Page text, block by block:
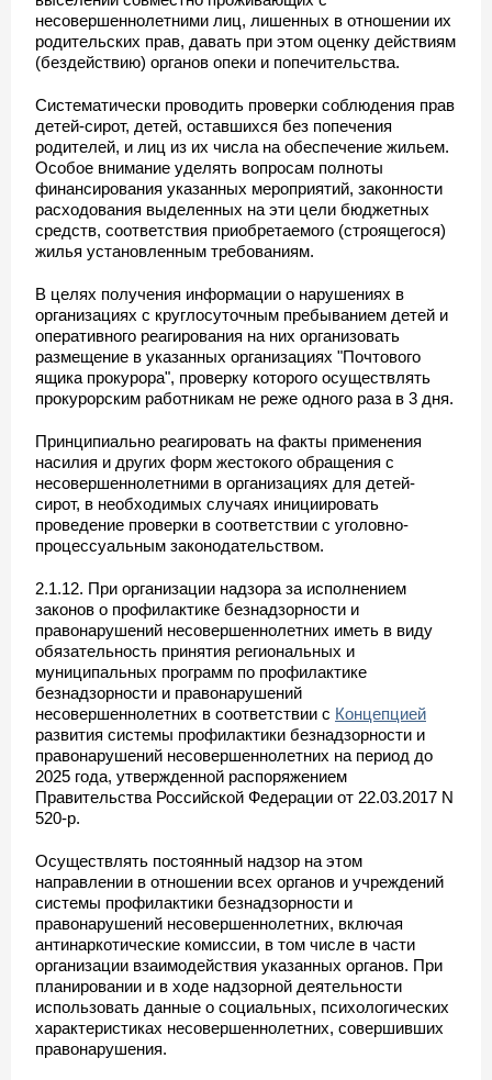
несовершеннолетними лиц, лишенных в отношении их
родительских прав, давать при этом оценку действиям
(бездействию) органов опеки и попечительства.
Систематически проводить проверки соблюдения прав
детей-сирот, детей, оставшихся без попечения
родителей, и лиц из их числа на обеспечение жильем.
Особое внимание уделять вопросам полноты
финансирования указанных мероприятий, законности
расходования выделенных на эти цели бюджетных
средств, соответствия приобретаемого (строящегося)
жилья установленным требованиям.
В целях получения информации о нарушениях в
организациях с круглосуточным пребыванием детей и
оперативного реагирования на них организовать
размещение в указанных организациях "Почтового
ящика прокурора", проверку которого осуществлять
прокурорским работникам не реже одного раза в 3 дня.
Принципиально реагировать на факты применения
насилия и других форм жестокого обращения с
несовершеннолетними в организациях для детей-
сирот, в необходимых случаях инициировать
проведение проверки в соответствии с уголовно-
процессуальным законодательством.
2.1.12. При организации надзора за исполнением
законов о профилактике безнадзорности и
правонарушений несовершеннолетних иметь в виду
обязательность принятия региональных и
муниципальных программ по профилактике
безнадзорности и правонарушений
несовершеннолетних в соответствии с Концепцией
развития системы профилактики безнадзорности и
правонарушений несовершеннолетних на период до
2025 года, утвержденной распоряжением
Правительства Российской Федерации от 22.03.2017 N
520-р.
Осуществлять постоянный надзор на этом
направлении в отношении всех органов и учреждений
системы профилактики безнадзорности и
правонарушений несовершеннолетних, включая
антинаркотические комиссии, в том числе в части
организации взаимодействия указанных органов. При
планировании и в ходе надзорной деятельности
использовать данные о социальных, психологических
характеристиках несовершеннолетних, совершивших
правонарушения.